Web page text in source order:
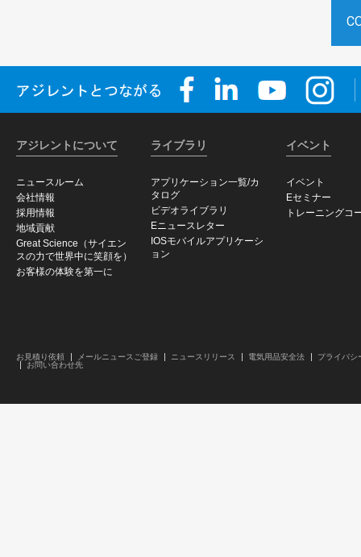
アジレントについて
ニュースルーム
会社情報
採用情報
地域貢献
Great Science（サイエン
スの力で世界中に笑顔を）
お客様の体験を第一に
ライブラリ
アプリケーション一覧/カ
タログ
ビデオライブラリ
Eニュースレター
IOSモバイルアプリケーシ
ョン
イベント
イベント
Eセミナー
トレーニングコ
お見積り依頼 メールニュースご登録 ニュースリリース 電気用品安全法
プライバシ
お問い合わせ先